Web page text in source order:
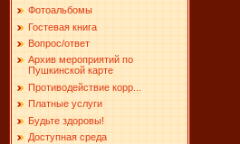
Фотоальбомы
Гостевая книга
Вопрос/ответ
Архив мероприятий по
Пушкинской карте
Противодействие корр...
Платные услуги
Будьте здоровы!
Доступная среда